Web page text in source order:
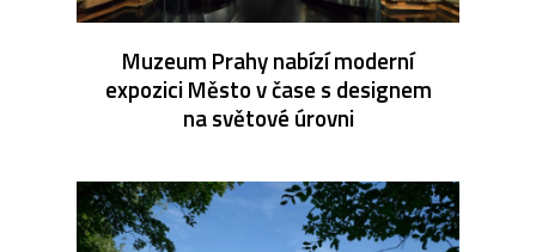
Muzeum Prahy nabízí moderní
expozici Město v čase s designem
na světové úrovni